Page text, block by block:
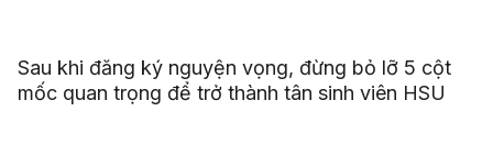
Sau khi đăng ký nguyện vọng, đừng bỏ lỡ 5 cột
mốc quan trọng để trở thành tân sinh viên HSU